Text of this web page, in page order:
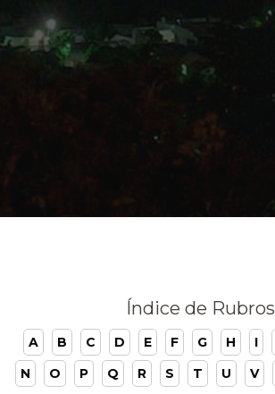
Índice de Rubros
A B C D E F G H I
N
O P Q R S T U V